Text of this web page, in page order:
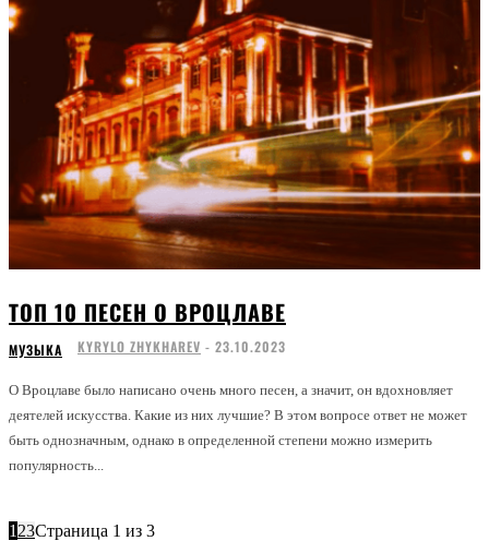
ТОП 10 ПЕСЕН О ВРОЦЛАВЕ
МУЗЫКА KYRYLO ZHYKHAREV - 23.10.2023
О Вроцлаве было написано очень много песен, а значит, он вдохновляет
деятелей искусства. Какие из них лучшие? В этом вопросе ответ не может
быть однозначным, однако в определенной степени можно измерить
популярность...
1 23Страница 1 из 3